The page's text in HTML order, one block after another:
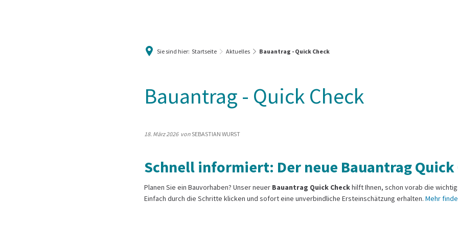
Sie sind hier: Startseite Aktuelles Bauantrag - Quick Check
Bauantrag - Quick Check
18. März 2026 vonSEBASTIAN WURST
Schnell informiert: Der neue Bauantrag Quick
Planen Sie ein Bauvorhaben? Unser neuer Bauantrag Quick Checkhilft Ihnen, schon vorab die
Einfach durch die Schritte klicken und sofort eine unverbindliche Ersteinschätzung erhalten. Mehr